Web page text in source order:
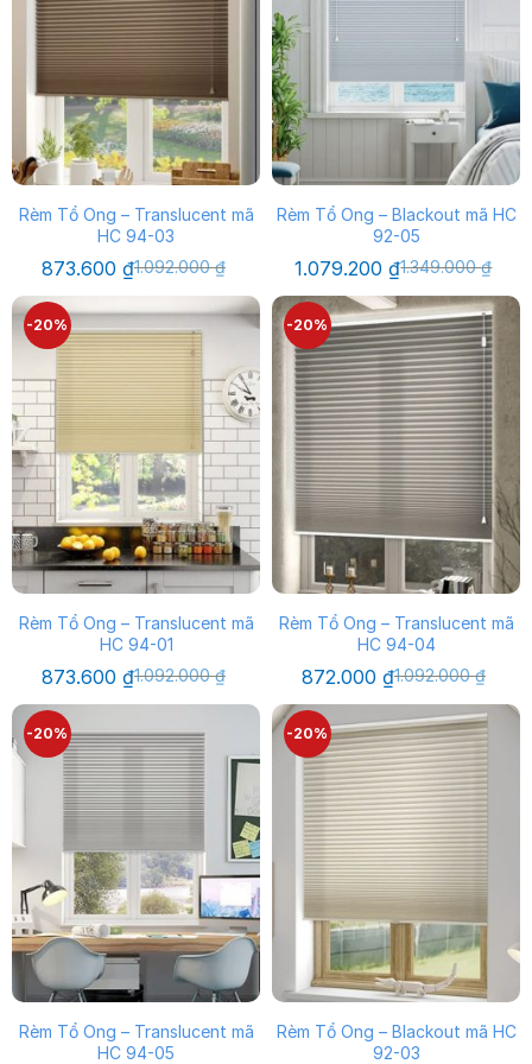
Rèm Tổ Ong – Translucent mã
HC 94-03
1.092.000₫
Giá
là:
1.092.000 ₫.
873.600 ₫Giá
tại
là:
873.600 ₫.
Rèm Tổ Ong – Blackout mã HC
92-05
1.349.000₫
Giá
gốc
là:
1.349.000 ₫.
1.079.200₫Giá
hiện
tại
là:
1.079.200 ₫.
-20%
Rèm Tổ Ong – Translucent mã
HC 94-01
1.092.000₫
Giá
1.092.000 ₫.
873.600 ₫Giá
là:
873.600 ₫.
-20%
Rèm Tổ Ong – Translucent mã
HC 94-04
1.092.000₫
Giá
là:
1.092.000 ₫.
872.000 ₫Giá
tại
là:
872.000 ₫.
-20%
Rèm Tổ Ong – Translucent mã
HC 94-05
-20%
Rèm Tổ Ong – Blackout mã HC
92-03